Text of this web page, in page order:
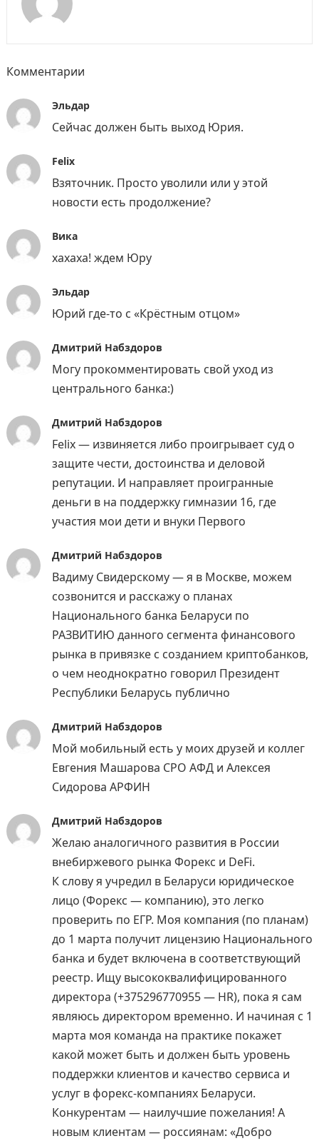
Комментарии
Эльдар
Сейчас должен быть выход Юрия.
Felix
Взяточник. Просто уволили или у этой
новости есть продолжение?
Вика
хахаха! ждем Юру
Эльдар
Юрий где-то с «Крёстным отцом»
Дмитрий Набздоров
Могу прокомментировать свой уход из
центрального банка:)
Дмитрий Набздоров
Felix — извиняется либо проигрывает суд о
защите чести, достоинства и деловой
репутации. И направляет проигранные
деньги в на поддержку гимназии 16, где
участия мои дети и внуки Первого
Дмитрий Набздоров
Вадиму Свидерскому — я в Москве, можем
созвонится и расскажу о планах
Национального банка Беларуси по
РАЗВИТИЮ данного сегмента финансового
рынка в привязке с созданием криптобанков,
о чем неоднократно говорил Президент
Республики Беларусь публично
Дмитрий Набздоров
Мой мобильный есть у моих друзей и коллег
Евгения Машарова СРО АФД и Алексея
Сидорова АРФИН
Дмитрий Набздоров
Желаю аналогичного развития в России
внебиржевого рынка Форекс и DeFi.
К слову я учредил в Беларуси юридическое
лицо (Форекс — компанию), это легко
проверить по ЕГР. Моя компания (по планам)
до 1 марта получит лицензию Национального
банка и будет включена в соответствующий
реестр. Ищу высококвалифицированного
директора (+375296770955 — HR), пока я сам
являюсь директором временно. И начиная с 1
марта моя команда на практике покажет
какой может быть и должен быть уровень
поддержки клиентов и качество сервиса и
услуг в форекс-компаниях Беларуси.
Конкурентам — наилучшие пожелания! А
новым клиентам — россиянам: «Добро